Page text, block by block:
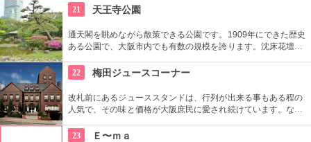
２００円〜がオススメ。トマト鍋は丹波篠山産の野菜がたっぷ
り使われている。乗船者以外も利用できるので、ぜひ。
21 天王寺公園
通天閣を眺めながら散策できる公園です。1909年にできた歴史
ある公園で、大阪市内でも有数の規模を誇ります。沈床花壇や
には、旧住友家の庭園・慶沢園や茶臼山といった歴史的なスポ
ットも点在。また、市立美術館があるほか、天王寺動物園が隣
接しています。
22 梅田ジュースコーナー
改札前にあるジューススタンドは、行列が出来る事もある程の
人気で、その味と価格が大阪庶民に愛され続けています。なん
ジュースがミキサーで並べられ、どれもフルーティでフレッシ
23 Ｅ〜ｍａ